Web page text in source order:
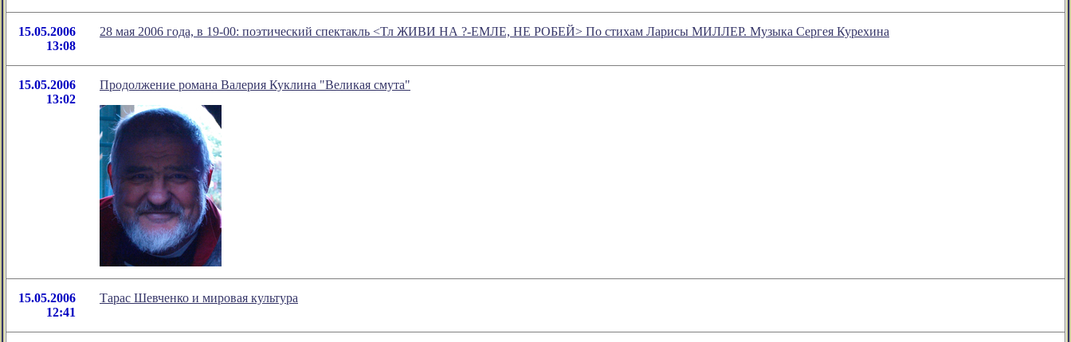
15.05.2006
13:08
28 мая 2006 года, в 19-00: поэтический спектакль <Тл ЖИВИ НА ?-ЕМЛЕ, НЕ РОБЕЙ> По стихам Ларисы МИЛЛЕР. Музыка Сергея Курехина
15.05.2006
13:02
Продолжение романа Валерия Куклина "Великая смута"
15.05.2006
12:41
Тарас Шевченко и мировая культура